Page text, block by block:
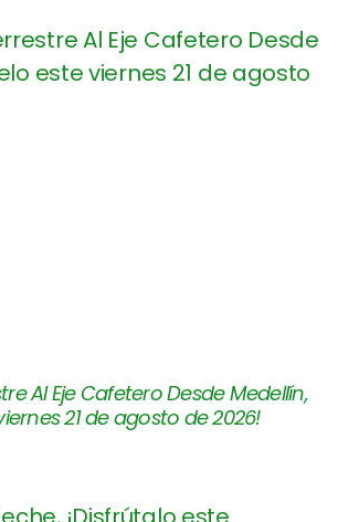
Al Eje Cafetero Desde Medellín,
21 de agosto de 2026!